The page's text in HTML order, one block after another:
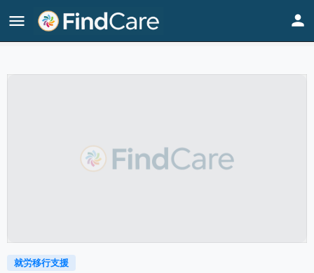
Home Listings 社会福祉法人緑樹会直方リハビリセンター
就労移行支援